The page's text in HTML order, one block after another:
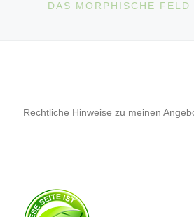
DAS MORPHISCHE
Rechtliche Hinweise zu meinen